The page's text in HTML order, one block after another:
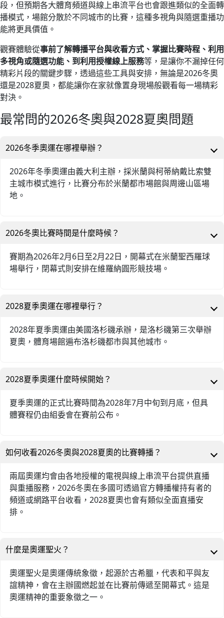
段，但預期各大體育頻道與線上串流平台也會跟進類似的全面轉
播模式，場館分散於不同城市的比賽，這種多視角與隨選重播功
能將更具價值。
觀賽體驗從事前了解轉播平台與收看方式、掌握比賽時程、利用
多視角或隨選功能、到利用授權線上服務等，是讓你不漏掉任何
精彩片段的關鍵步驟，透過這些工具與安排，無論是2026冬奧
還是2028夏奧，都能讓你在家就像置身現場般觀看每一場精彩
對決。
最常問的2026冬奧與2028夏奧問題
2026冬季奧運在哪裡舉辦？
2026年冬季奧運由義大利主辦，採米蘭與柯蒂納戴比索雙
主城市模式進行，比賽分布於米蘭都市場館與周邊山區場
地。
2026冬奧比賽時間是什麼時候？
賽期為2026年2月6日至2月22日，開幕式在米蘭聖西羅球
場舉行，閉幕式則安排在維羅納圓形競技場。
2028夏季奧運在哪裡舉行？
2028年夏季奧運由美國洛杉磯承辦，是洛杉磯第三次舉辦
夏奧，體育場館遍布洛杉磯都市與其他城市。
2028夏季奧運什麼時候開始？
夏季奧運的正式比賽時間為2028年7月中旬到月底，但具
體賽程仍由組委會在賽前公布。
如何收看2026冬奧與2028夏奧的比賽轉播？
兩屆奧運均會由各地授權的電視與線上串流平台提供直播
與重播服務，2026冬奧在多國可透過官方轉播權持有者的
頻道或網路平台收看，2028夏奧也會有類似全面直播安
排。
什麼是奧運聖火？
奧運聖火是奧運傳統象徵，起源於古希臘，代表和平與友
誼精神，會在主辦國燃起並在比賽前傳遞至開幕式。這是
奧運精神的重要象徵之一。